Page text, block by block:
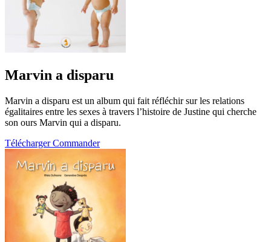
Marvin a disparu
Marvin a disparu est un album qui fait réfléchir sur les relations
égalitaires entre les sexes à travers l’histoire de Justine qui cherche
son ours Marvin qui a disparu.
Télécharger Commander